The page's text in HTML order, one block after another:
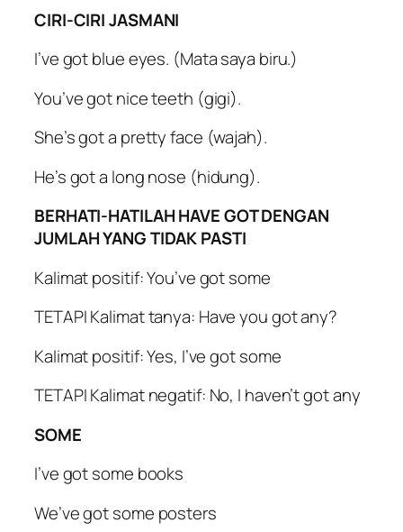
CIRI-CIRI JASMANI
I’ve got blue eyes. (Mata saya biru.)
You’ve got nice teeth (gigi).
She’s got a pretty face (wajah).
He’s got a long nose (hidung).
BERHATI-HATILAH HAVE GOT DENGAN
JUMLAH YANG TIDAK PASTI
Kalimat positif: You’ve got some
TETAPI Kalimat tanya: Have you got any?
Kalimat positif: Yes, I’ve got some
TETAPI Kalimat negatif: No, I haven’t got any
SOME
I’ve got some books
We’ve got some posters